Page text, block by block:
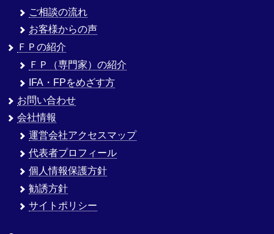
ご相談の流れ
お客様からの声
ＦＰの紹介
ＦＰ（専門家）の紹介
IFA・FPをめざす方
お問い合わせ
会社情報
運営会社アクセスマップ
代表者プロフィール
個人情報保護方針
勧誘方針
サイトポリシー